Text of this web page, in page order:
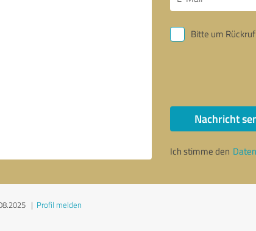
Bitte um Rückruf
Nachricht
Ich stimme den
| Profil melden